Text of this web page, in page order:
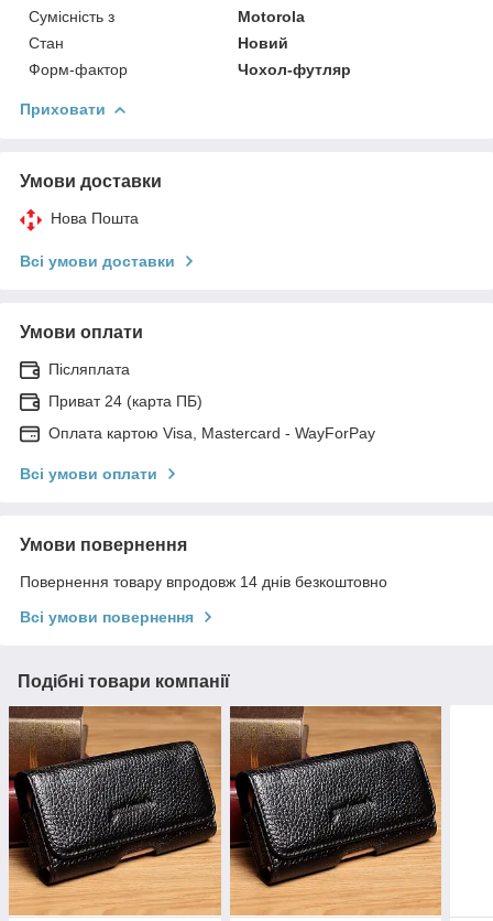
Сумісність з
Motorola
Стан
Новий
Форм-фактор
Чохол-футляр
Приховати
Умови доставки
Нова Пошта
Всі умови доставки
Умови оплати
Післяплата
Приват 24 (карта ПБ)
Оплата картою Visa, Mastercard - WayForPay
Всі умови оплати
Умови повернення
Повернення товару впродовж 14 днів безкоштовно
Всі умови повернення
Подібні товари компанії